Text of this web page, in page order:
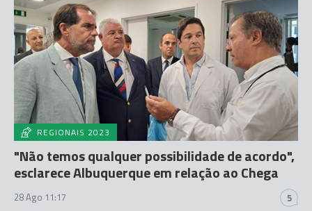
REGIONAIS 2023
"Não temos qualquer possibilidade de acordo",
esclarece Albuquerque em relação ao Chega
28 Ago 11:17 5